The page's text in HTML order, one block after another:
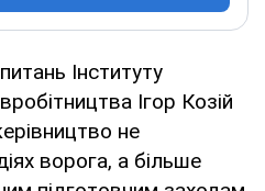
Інституту
Ігор Козій
не
ворога, а більше